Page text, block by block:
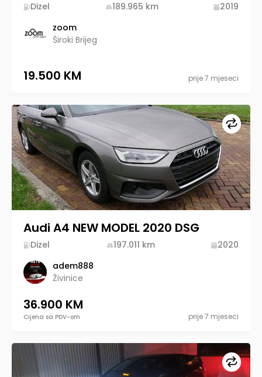
Dizel 189.965 km
2019
zoom
Široki Brijeg
19.500 KM prije 7 mjeseci
Audi A4 NEW MODEL 2020 DSG
Dizel 197.011 km
2020
adem888
Živinice
36.900 KM
Cijena sa PDV-om prije 7 mjeseci